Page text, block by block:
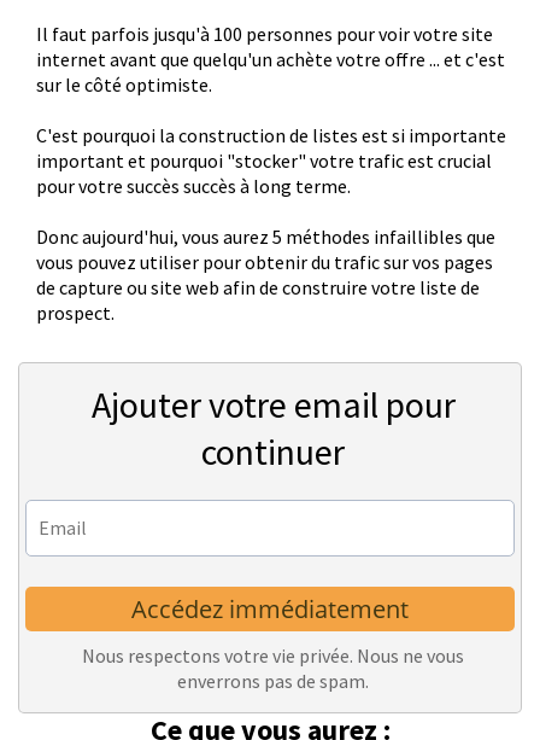
Il faut parfois jusqu'à 100 personnes pour voir votre site
internet avant que quelqu'un achète votre offre ... et c'est
sur le côté optimiste.
C'est pourquoi la construction de listes est si importante
important et pourquoi "stocker" votre trafic est crucial
pour votre succès succès à long terme.
Donc aujourd'hui, vous aurez 5 méthodes infaillibles que
vous pouvez utiliser pour obtenir du trafic sur vos pages
de capture ou site web afin de construire votre liste de
prospect.
Ajouter votre email pour
continuer
Accédez immédiatement
Nous respectons votre vie privée. Nous ne vous
enverrons pas de spam.
Ce que vous aurez :